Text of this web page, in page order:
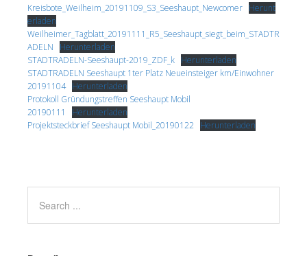
Kreisbote_Weilheim_20191109_S3_Seeshaupt_Newcomer Herunt
erladen
Weilheimer_Tagblatt_20191111_R5_Seeshaupt_siegt_beim_STADTR
ADELN
Herunterladen
STADTRADELN-Seeshaupt-2019_ZDF_k Herunterladen
STADTRADELN Seeshaupt 1ter Platz Neueinsteiger km/Einwohner
20191104 Herunterladen
Protokoll Gründungstreffen Seeshaupt Mobil
20190111
Herunterladen
Projektsteckbrief Seeshaupt Mobil_20190122 Herunterladen